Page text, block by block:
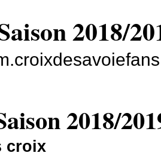
2018/
2018/
croix